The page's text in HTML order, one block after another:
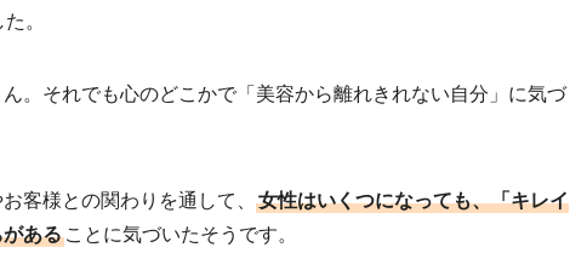
。
。それでも心のどこかで「美容から離れきれない自分」に気づ
客様との関わりを通して、
女性はいくつになっても、「キレイ
ある ことに気づいたそうです。